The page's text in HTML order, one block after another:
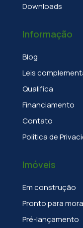
Downloads
Informação
Blog
Leis
Qualifica
Financiamento
Contato
Política de
Imóveis
Em construção
Pronto para
Pré-lançamento